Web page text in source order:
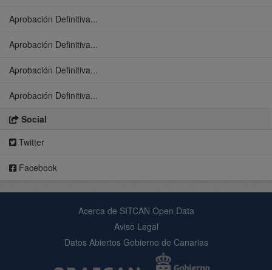
Aprobación Definitiva...
Aprobación Definitiva...
Aprobación Definitiva...
Aprobación Definitiva...
Social
Twitter
Facebook
Acerca de SITCAN Open Data
Aviso Legal
Datos Abiertos Gobierno de Canarias